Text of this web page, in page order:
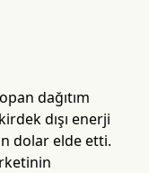
dağıtım
dışı enerji
dolar elde etti.